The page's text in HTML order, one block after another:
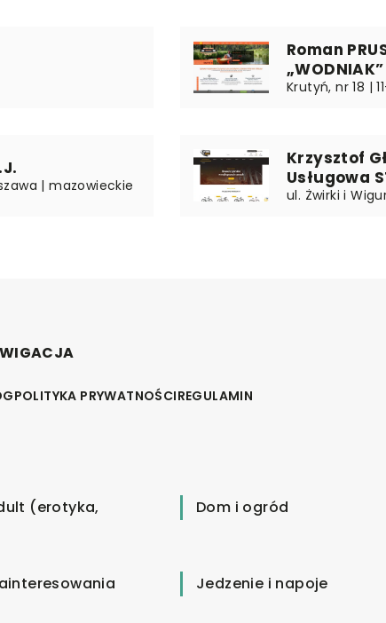
Roman
„WODNIAK”
Krutyń, nr 18 |
| mazowieckie
Krzysztof
Usługowa
ul. Żwirki i
POLITYKA PRYWATNOŚCIREGULAMIN
(erotyka,
Dom i ogród
Jedzenie i napoje